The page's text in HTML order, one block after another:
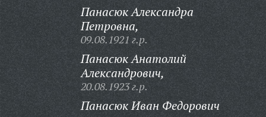
Панасюк Александра
Петровна,
09.08.1921 г.р.
Панасюк Анатолий
Александрович,
20.08.1923 г.р.
Панасюк Иван Федорович